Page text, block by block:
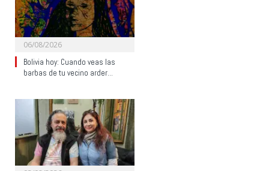
06/08/2026
Bolivia hoy: Cuando veas las
barbas de tu vecino arder…